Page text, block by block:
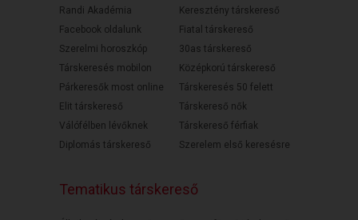
Randi Akadémia
Facebook oldalunk
Szerelmi horoszkóp
Társkeresés mobilon
Párkeresők most online
Elit társkereső
Válófélben lévőknek
Diplomás társkereső
Keresztény társkereső
Fiatal társkereső
30as társkereső
Középkorú társkereső
Társkeresés 50 felett
Társkereső nők
Társkereső férfiak
Szerelem első keresésre
Tematikus társkereső